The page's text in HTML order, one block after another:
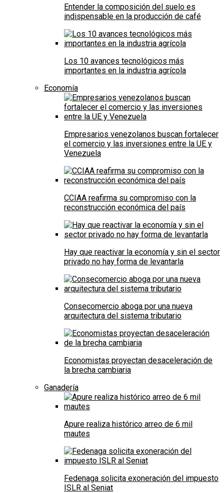
Entender la composición del suelo es
indispensable en la producción de café
Los 10 avances tecnológicos más
importantes en la industria agrícola
Economía
Empresarios venezolanos buscan fortalecer
el comercio y las inversiones entre la UE y
Venezuela
CCIAA reafirma su compromiso con la
reconstrucción económica del país
Hay que reactivar la economía y sin el sector
privado no hay forma de levantarla
Consecomercio aboga por una nueva
arquitectura del sistema tributario
Economistas proyectan desaceleración de
la brecha cambiaria
Ganadería
Apure realiza histórico arreo de 6 mil
mautes
Fedenaga solicita exoneración del impuesto
ISLR al Seniat